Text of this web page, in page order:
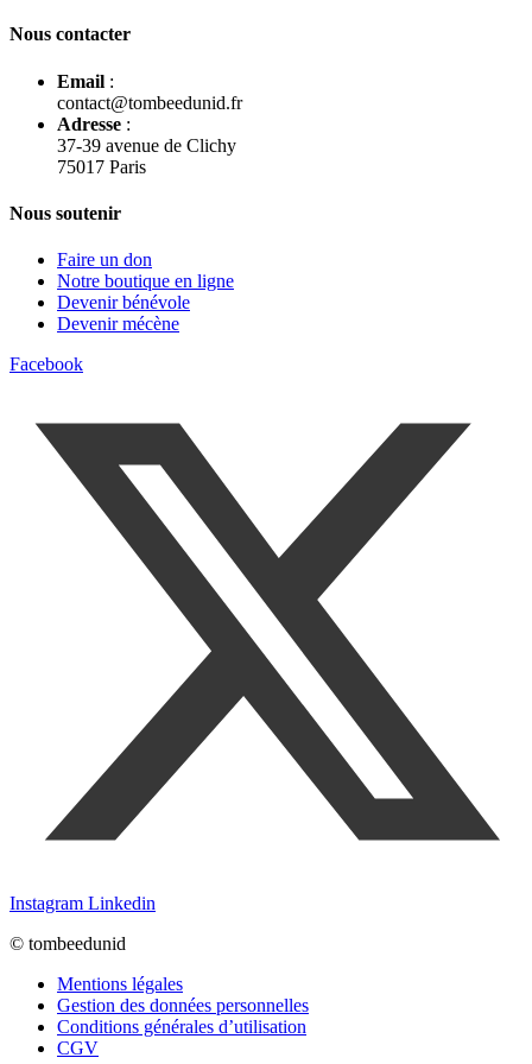
Nous contacter
Email :
contact@tombeedunid.fr
Adresse :
37-39 avenue de Clichy
75017 Paris
Nous soutenir
Faire un don
Notre boutique en ligne
Devenir bénévole
Devenir mécène
Facebook
Instagram Linkedin
© tombeedunid
Mentions légales
Gestion des données personnelles
Conditions générales d’utilisation
CGV